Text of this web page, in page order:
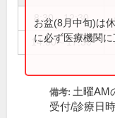
8:30～12:30
14:00～17:30
お盆(8月中旬)は
に必ず医療機関に
備考: 土曜AM
受付/診療日